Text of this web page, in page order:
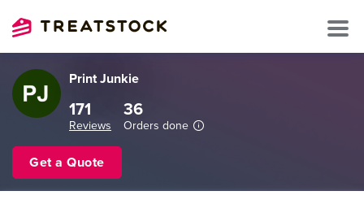
Print Junkie
171
Reviews
36
Orders done
Get a Quote